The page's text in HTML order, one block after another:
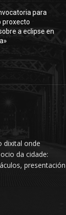
para
proxecto
a eclipse en
dixital onde
da cidade:
presentación